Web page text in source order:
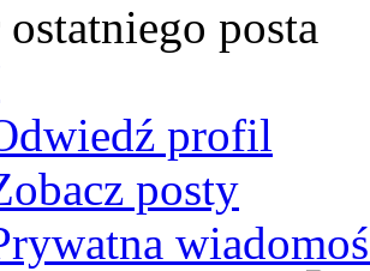
posta
profil
posty